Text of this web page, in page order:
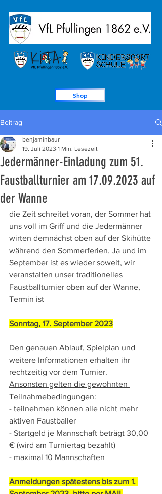
Shop
Beitrag
Jedermänner-Einladung zum 51.
Faustballturnier am 17.09.2023 auf
der Wanne
benjaminbaur
19. Juli 2023 1 Min. Lesezeit
die Zeit schreitet voran, der Sommer hat
uns voll im Griff und die Jedermänner
wirten demnächst oben auf der Skihütte
während den Sommerferien. Ja und im
September ist es wieder soweit, wir
veranstalten unser traditionelles
Faustballturnier oben auf der Wanne,
Termin ist
Sonntag, 17. September 2023
Den genauen Ablauf, Spielplan und
weitere Informationen erhalten ihr
rechtzeitig vor dem Turnier.
Ansonsten gelten die gewohnten
Teilnahmebedingungen:
- teilnehmen können alle nicht mehr
aktiven Faustballer
- Startgeld je Mannschaft beträgt 30,00
€ (wird am Turniertag bezahlt)
- maximal 10 Mannschaften
Anmeldungen spätestens bis zum 1.